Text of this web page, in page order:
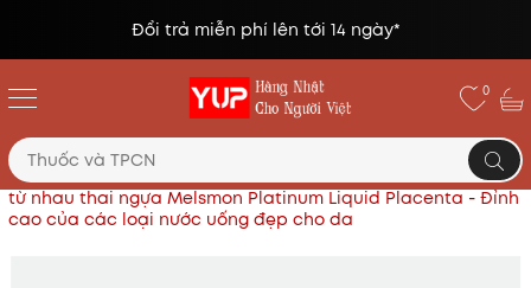
Đổi trả miễn phí lên tới 14 ngày*
0
Trang chủ Thực phẩm chức năng Nhật
Tế bào gốc
từ nhau thai ngựa Melsmon Platinum Liquid Placenta - Đỉnh
cao của các loại nước uống đẹp cho da